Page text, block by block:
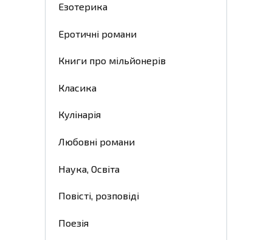
Езотерика
Еротичні романи
Книги про мільйонерів
Класика
Кулінарія
Любовні романи
Наука, Освіта
Повісті, розповіді
Поезія